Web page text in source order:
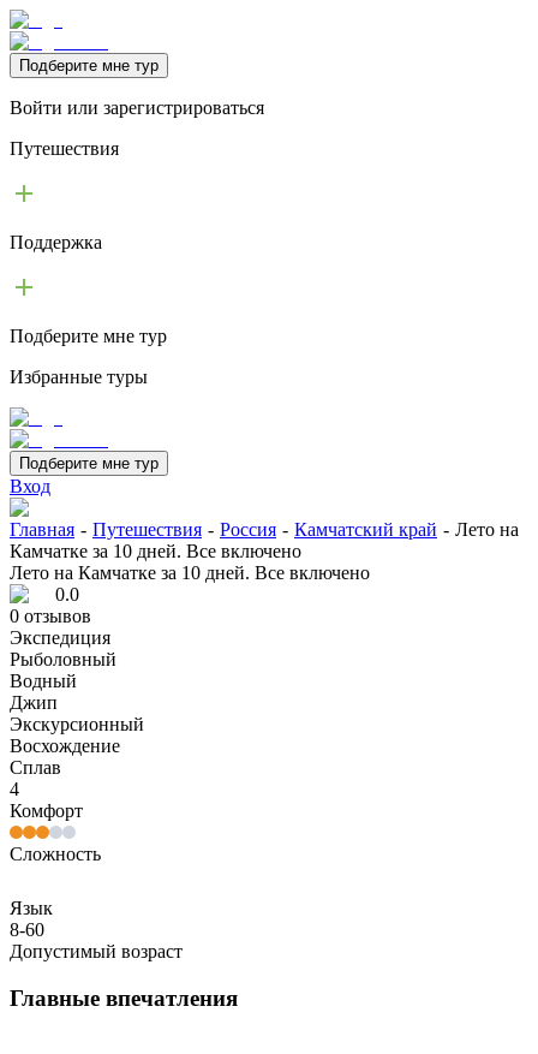
Подберите мне тур
Войти или зарегистрироваться
Путешествия
Поддержка
Подберите мне тур
Избранные туры
Подберите мне тур
Вход
Главная - Путешествия - Россия - Камчатский край - Лето на
Камчатке за 10 дней. Все включено
Лето на Камчатке за 10 дней. Все включено
0.0
0 отзывов
Экспедиция
Рыболовный
Водный
Джип
Экскурсионный
Восхождение
Сплав
4
Комфорт
Сложность
Язык
8-60
Допустимый возраст
Главные впечатления